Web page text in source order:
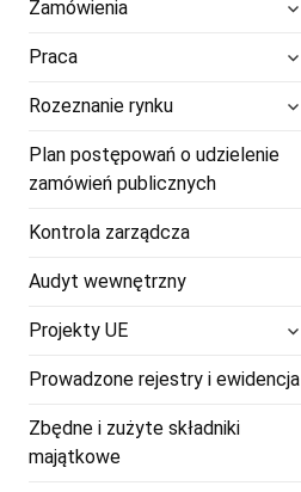
Zamówienia
Praca
Rozeznanie rynkurozwiń
menu
potomne
Plan postępowań o udzielenie
zamówień publicznych
Kontrola zarządcza
Audyt wewnętrzny
Projekty UE
potomne
Prowadzone rejestry i ewidencja
Zbędne i zużyte składniki
majątkowe